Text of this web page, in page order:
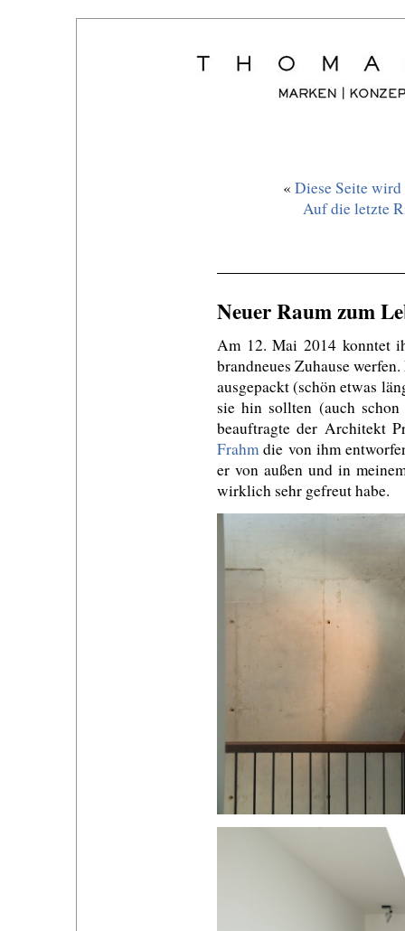
« Diese Seite
Auf die letzte
Neuer Raum zum
Am 12. Mai 2014 konntet
brandneues Zuhause
ausgepackt (schön etwas
sie hin sollten (auch
beauftragte der Architekt
Frahm die von ihm
er von außen und in
wirklich sehr gefreut habe.